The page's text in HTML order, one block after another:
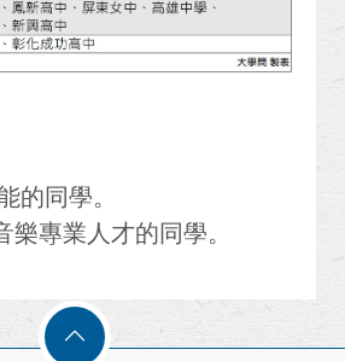
的同學。
樂專業人才的同學。